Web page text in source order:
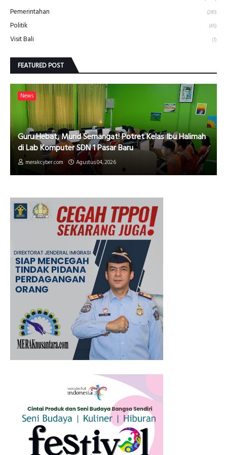
Pemerintahan (280)
Politik (45)
Visit Bali (1)
FEATURED POST
News
Guru Hebat, Murid Semangat! Potret Kelas Ibu Halimah
di Lab Komputer SDN 1 Pasar Baru
merakcyber.com Agustus 04, 2026